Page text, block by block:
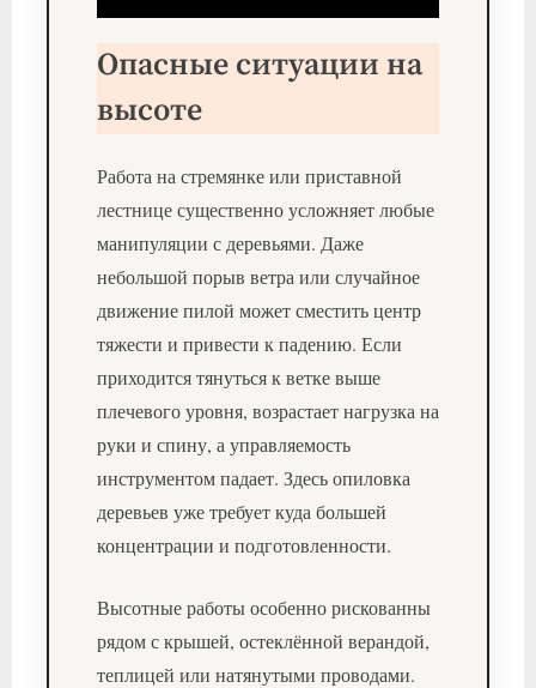
Опасные ситуации на
высоте
Работа на стремянке или приставной
лестнице существенно усложняет любые
манипуляции с деревьями. Даже
небольшой порыв ветра или случайное
движение пилой может сместить центр
тяжести и привести к падению. Если
приходится тянуться к ветке выше
плечевого уровня, возрастает нагрузка на
руки и спину, а управляемость
инструментом падает. Здесь опиловка
деревьев уже требует куда большей
концентрации и подготовленности.
Высотные работы особенно рискованны
рядом с крышей, остеклённой верандой,
теплицей или натянутыми проводами.